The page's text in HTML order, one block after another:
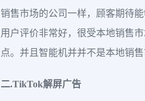
销售市场的公司一样，顾客期待
用户评价非常好，很受本地销售
点。并且智能机并并不是本地销
二.TikTok解屏广告